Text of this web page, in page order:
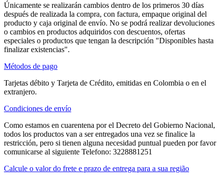
Únicamente se realizarán cambios dentro de los primeros 30 días
después de realizada la compra, con factura, empaque original del
producto y caja original de envío. No se podrá realizar devoluciones
o cambios en productos adquiridos con descuentos, ofertas
especiales o productos que tengan la descripción "Disponibles hasta
finalizar existencias".
Métodos de pago
Tarjetas débito y Tarjeta de Crédito, emitidas en Colombia o en el
extranjero.
Condiciones de envío
Como estamos en cuarentena por el Decreto del Gobierno Nacional,
todos los productos van a ser entregados una vez se finalice la
restricción, pero si tienen alguna necesidad puntual pueden por favor
comunicarse al siguiente Telefono: 3228881251
Calcule o valor do frete e prazo de entrega para a sua região